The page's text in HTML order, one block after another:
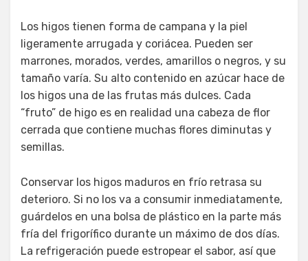
Los higos tienen forma de campana y la piel
ligeramente arrugada y coriácea. Pueden ser
marrones, morados, verdes, amarillos o negros, y su
tamaño varía. Su alto contenido en azúcar hace de
los higos una de las frutas más dulces. Cada
“fruto” de higo es en realidad una cabeza de flor
cerrada que contiene muchas flores diminutas y
semillas.
Conservar los higos maduros en frío retrasa su
deterioro. Si no los va a consumir inmediatamente,
guárdelos en una bolsa de plástico en la parte más
fría del frigorífico durante un máximo de dos días.
La refrigeración puede estropear el sabor, así que